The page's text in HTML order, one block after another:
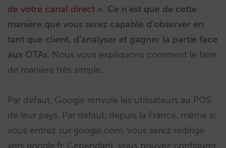
de votre canal direct ». Ce n’est que de cette
manière que vous serez capable d’observer en
tant que client, d’analyser et gagner la partie face
aux OTAs. Nous vous expliquons comment le faire
de manière très simple.
Par défaut, Google renvoie les utilisateurs au POS
de leur pays. Par défaut, depuis la France, même si
vous entrez sur google.com, vous serez redirigé
vers google.fr. Cependant, vous pouvez configurer